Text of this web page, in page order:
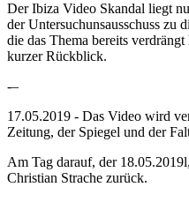
Der Ibiza Video Skandal liegt
der Untersuchunsausschuss zu
die das Thema bereits
kurzer Rückblick.
-–
17.05.2019 - Das Video wird
Zeitung, der Spiegel und der
Am Tag darauf, der
Christian Strache zurück.